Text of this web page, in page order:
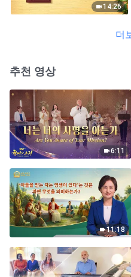
14:26
더
추천 영상
6:11
11:18